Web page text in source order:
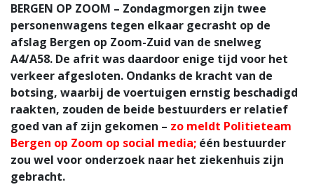
BERGEN OP ZOOM – Zondagmorgen zijn twee
personenwagens tegen elkaar gecrasht op de
afslag Bergen op Zoom-Zuid van de snelweg
A4/A58. De afrit was daardoor enige tijd voor het
verkeer afgesloten. Ondanks de kracht van de
botsing, waarbij de voertuigen ernstig beschadigd
raakten, zouden de beide bestuurders er relatief
goed van af zijn gekomen – zo meldt Politieteam
Bergen op Zoom op social media; één bestuurder
zou wel voor onderzoek naar het ziekenhuis zijn
gebracht.